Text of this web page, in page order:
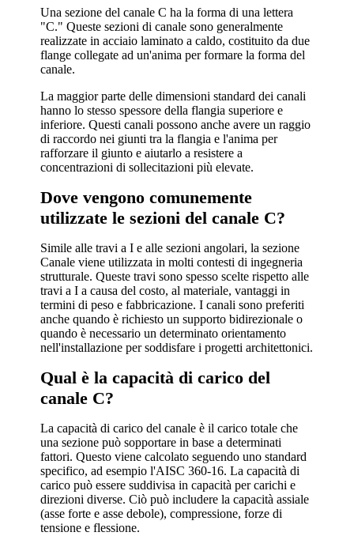
Una sezione del canale C ha la forma di una lettera
"C." Queste sezioni di canale sono generalmente
realizzate in acciaio laminato a caldo, costituito da due
flange collegate ad un'anima per formare la forma del
canale.
La maggior parte delle dimensioni standard dei canali
hanno lo stesso spessore della flangia superiore e
inferiore. Questi canali possono anche avere un raggio
di raccordo nei giunti tra la flangia e l'anima per
rafforzare il giunto e aiutarlo a resistere a
concentrazioni di sollecitazioni più elevate.
Dove vengono comunemente
utilizzate le sezioni del canale C?
Simile alle travi a I e alle sezioni angolari, la sezione
Canale viene utilizzata in molti contesti di ingegneria
strutturale. Queste travi sono spesso scelte rispetto alle
travi a I a causa del costo, al materiale, vantaggi in
termini di peso e fabbricazione. I canali sono preferiti
anche quando è richiesto un supporto bidirezionale o
quando è necessario un determinato orientamento
nell'installazione per soddisfare i progetti architettonici.
Qual è la capacità di carico del
canale C?
La capacità di carico del canale è il carico totale che
una sezione può sopportare in base a determinati
fattori. Questo viene calcolato seguendo uno standard
specifico, ad esempio l'AISC 360-16. La capacità di
carico può essere suddivisa in capacità per carichi e
direzioni diverse. Ciò può includere la capacità assiale
(asse forte e asse debole), compressione, forze di
tensione e flessione.